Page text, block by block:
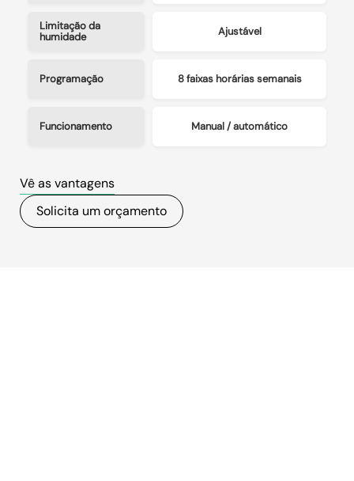
Limitação da
humidade
Ajustável
Programação 8 faixas horárias semanais
Funcionamento Manual / automático
Vê as vantagens
Solicita um orçamento